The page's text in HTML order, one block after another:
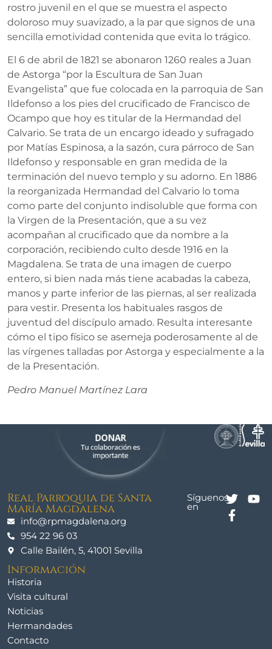
rostro juvenil en el que se muestra el aspecto
doloroso muy suavizado, a la par que signos de una
sencilla emotividad contenida que evita lo trágico.
El 6 de abril de 1821 se abonaron 1260 reales a Juan
de Astorga “por la Escultura de San Juan
Evangelista” que fue colocada en la parroquia de San
Ildefonso a los pies del crucificado de Francisco de
Ocampo que hoy es titular de la Hermandad del
Calvario. Se trata de un encargo ideado y sufragado
por Matías Espinosa, a la sazón, cura párroco de San
Ildefonso y responsable en gran medida de la
terminación del nuevo templo y su adorno. En 1886
la reorganizada Hermandad del Calvario lo toma
como parte del conjunto indisoluble que forma con
la Virgen de la Presentación, que a su vez
acompañan al crucificado que da nombre a la
corporación, recibiendo culto desde 1916 en la
Magdalena. Se trata de una imagen de cuerpo
entero, si bien nada más tiene acabadas la cabeza,
manos y parte inferior de las piernas, al ser realizada
para vestir. Presenta los habituales rasgos de
juventud del discípulo amado. Resulta interesante
cómo el tipo físico se asemeja poderosamente al de
las vírgenes talladas por Astorga y especialmente a la
de la Presentación.
Pedro Manuel Martínez Lara
Real Parroquia de Santa
María Magdalena
info@rpmagdalena.org
954 22 96 03
Calle Bailén, 5, 41001 Sevilla
Síguenos
en
Información
Historia
Visita cultural
Noticias
Hermandades
Contacto